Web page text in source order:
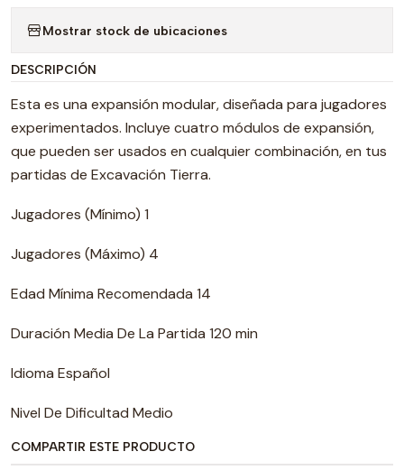
Mostrar stock de ubicaciones
DESCRIPCIÓN
Esta es una expansión modular, diseñada para jugadores
experimentados. Incluye cuatro módulos de expansión,
que pueden ser usados en cualquier combinación, en tus
partidas de Excavación Tierra.
Jugadores (Mínimo) 1
Jugadores (Máximo) 4
Edad Mínima Recomendada 14
Duración Media De La Partida 120 min
Idioma Español
Nivel De Dificultad Medio
COMPARTIR ESTE PRODUCTO